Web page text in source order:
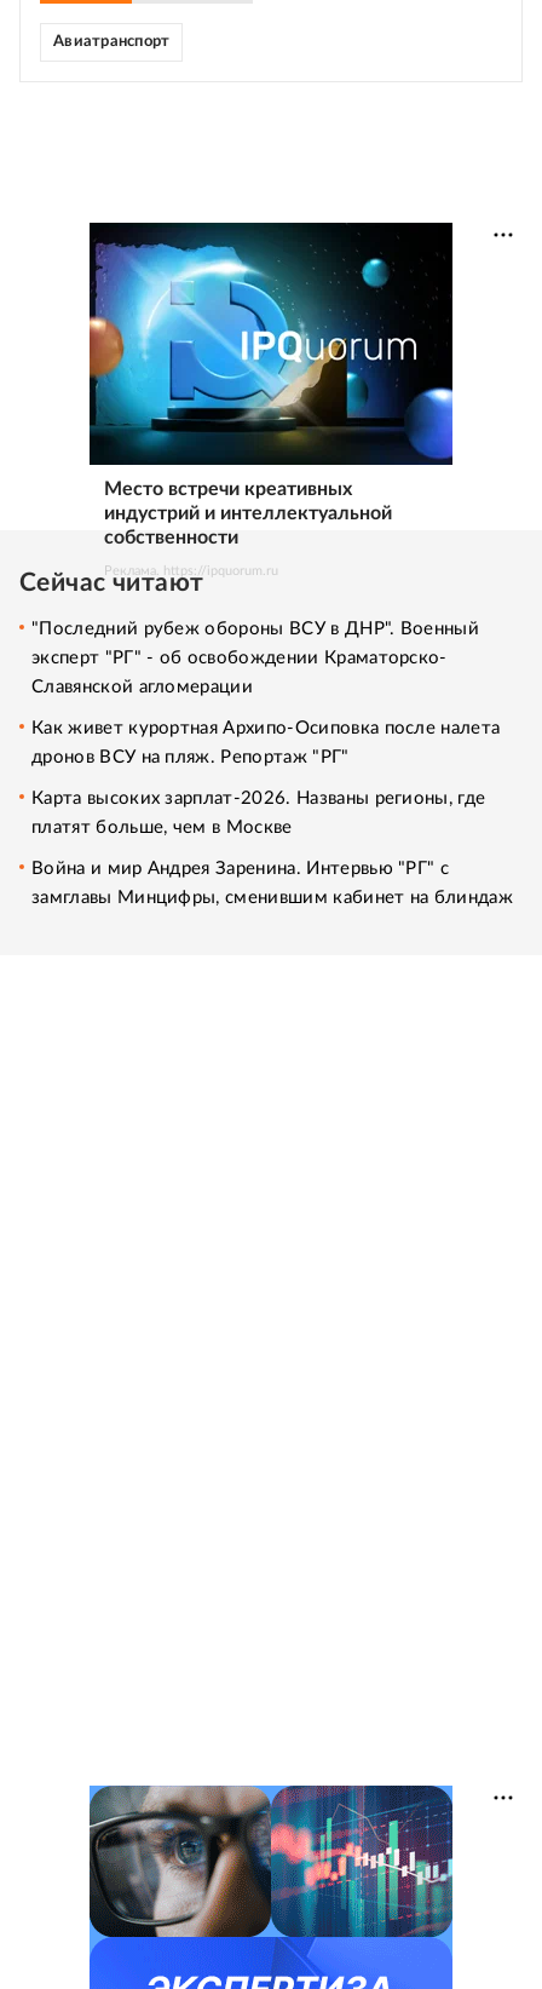
Авиатранспорт
Место встречи креативных
индустрий и интеллектуальной
собственности
Реклама. https://ipquorum.ru
Сейчас читают
"Последний рубеж обороны ВСУ в ДНР". Военный
эксперт "РГ" - об освобождении Краматорско-
Славянской агломерации
Как живет курортная Архипо-Осиповка после налета
дронов ВСУ на пляж. Репортаж "РГ"
Карта высоких зарплат-2026. Названы регионы, где
платят больше, чем в Москве
Война и мир Андрея Заренина. Интервью "РГ" с
замглавы Минцифры, сменившим кабинет на блиндаж